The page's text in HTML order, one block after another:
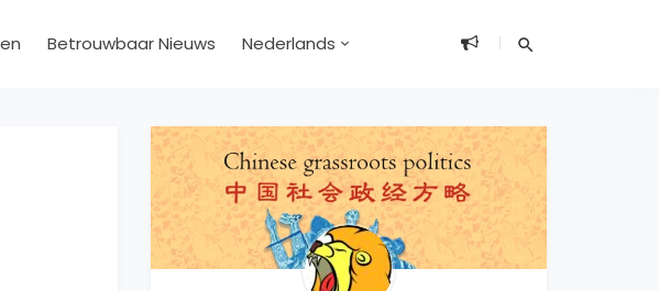
Betrouwbaar Nieuws Nederlands